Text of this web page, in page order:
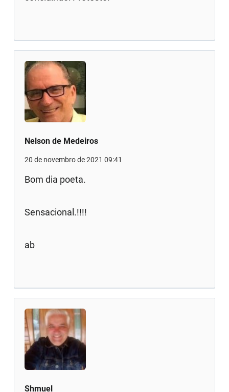
Nelson de Medeiros
20 de novembro de 2021 09:41
Bom dia poeta.
Sensacional.!!!!
ab
Shmuel